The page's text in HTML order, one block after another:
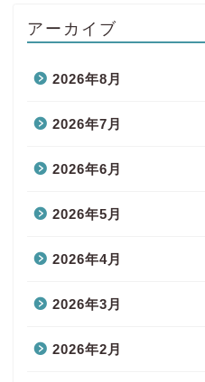
アーカイブ
2026年8月
2026年7月
2026年6月
2026年5月
2026年4月
2026年3月
2026年2月